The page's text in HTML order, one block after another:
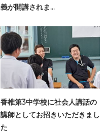
義が開講されま…
香椎第3中学校に社会人講話の
講師としてお招きいただきまし
た